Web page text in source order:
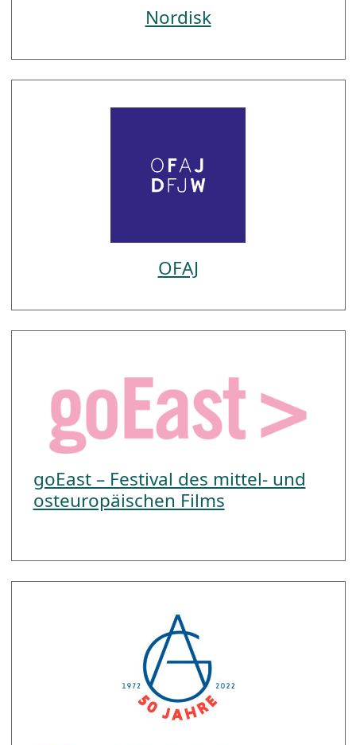
Nordisk
OFAJ
goEast – Festival des mittel- und
osteuropäischen Films